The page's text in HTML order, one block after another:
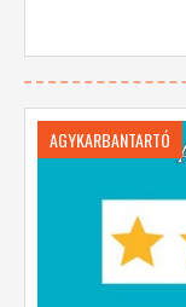
AGYKARBANTARTÓ